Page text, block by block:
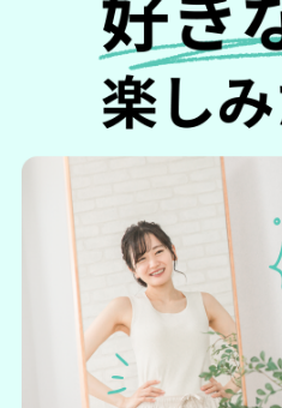
公式サイト・Amazon・楽天市
較して、お得な購入場所をご紹
結論からいえば、
お得に購入で
イトです。
＼初回1,000円